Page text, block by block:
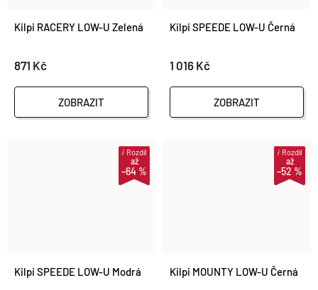
Kilpi RACERY LOW-U Zelená
871 Kč
ZOBRAZIT
Kilpi SPEEDE LOW-U Černá
1 016 Kč
ZOBRAZIT
až
–64 %
iRozdíl
Kilpi SPEEDE LOW-U Modrá
až
–52 %
iRozdíl
Kilpi MOUNTY LOW-U Černá